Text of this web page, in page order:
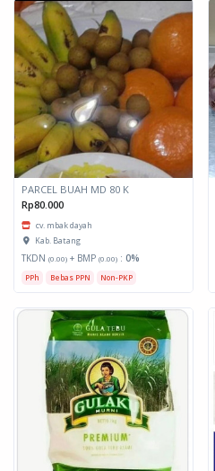
PARCEL BUAH MD 80 K
Rp80.000
cv. mbak dayah
Kab. Batang
TKDN (0.00) + BMP (0.00) : 0%
PPh Bebas PPN Non-PKP